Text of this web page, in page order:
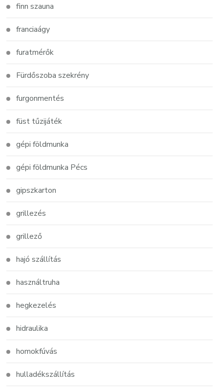
finn szauna
franciaágy
furatmérők
Fürdőszoba szekrény
furgonmentés
füst tűzijáték
gépi földmunka
gépi földmunka Pécs
gipszkarton
grillezés
grillező
hajó szállítás
használtruha
hegkezelés
hidraulika
homokfúvás
hulladékszállítás